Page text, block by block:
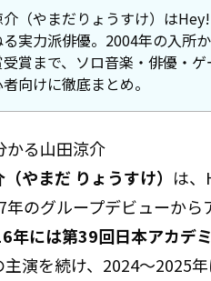
（やまだりょうすけ）は
実力派俳優。2004年の入所
受賞まで、ソロ音楽・俳優・
向けに徹底まとめ。
かる山田涼介
やまだ りょうすけ） は
年のグループデビューか
年には第39回日本アカデ
主演を続け、2024〜2025